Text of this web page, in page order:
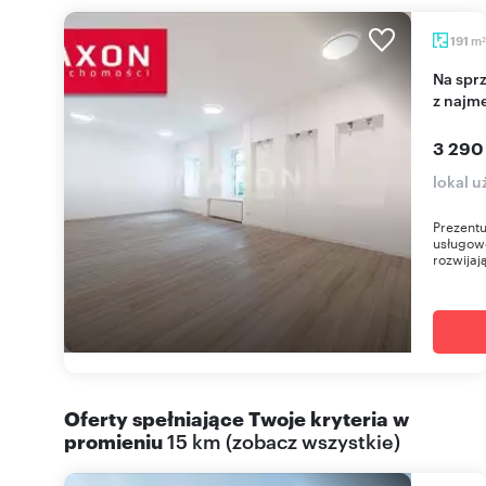
191 m2
Na sprzedaż inwestycyjny lokal na Pradze-Północ
z
3
lokal
Oferty spełniające Twoje kryteria w
promieniu15 km (zobacz wszystkie)